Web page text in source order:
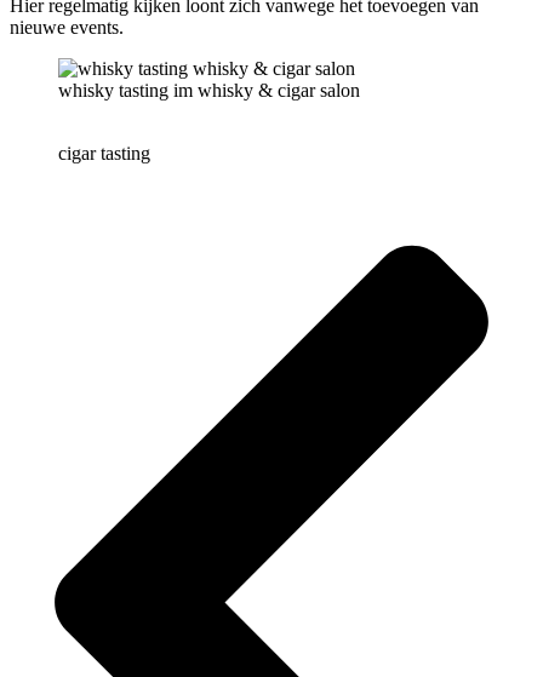
Hier regelmatig kijken loont zich vanwege het toevoegen van
nieuwe events.
whisky tasting im whisky & cigar salon
cigar tasting